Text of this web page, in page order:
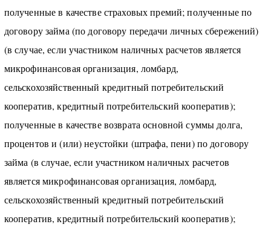
полученные в качестве страховых премий; полученные по
договору займа (по договору передачи личных сбережений)
(в случае, если участником наличных расчетов является
микрофинансовая организация, ломбард,
сельскохозяйственный кредитный потребительский
кооператив, кредитный потребительский кооператив);
полученные в качестве возврата основной суммы долга,
процентов и (или) неустойки (штрафа, пени) по договору
займа (в случае, если участником наличных расчетов
является микрофинансовая организация, ломбард,
сельскохозяйственный кредитный потребительский
кооператив, кредитный потребительский кооператив);